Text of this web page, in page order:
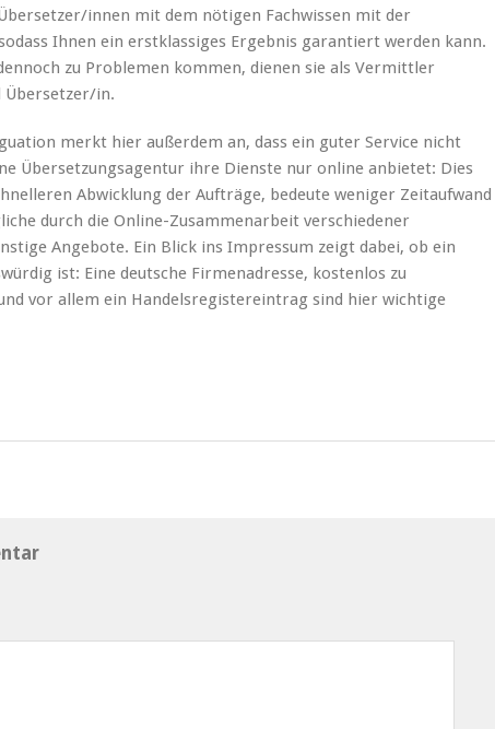
innen mit dem nötigen Fachwissen mit der
Ihnen ein erstklassiges Ergebnis garantiert werden kann.
zu Problemen kommen, dienen sie als Vermittler
Übersetzer/in.
merkt hier außerdem an, dass ein guter Service nicht
Übersetzungsagentur ihre Dienste nur online anbietet: Dies
Abwicklung der Aufträge, bedeute weniger Zeitaufwand
durch die Online-Zusammenarbeit verschiedener
Angebote. Ein Blick ins Impressum zeigt dabei, ob ein
ist: Eine deutsche Firmenadresse, kostenlos zu
vor allem ein Handelsregistereintrag sind hier wichtige